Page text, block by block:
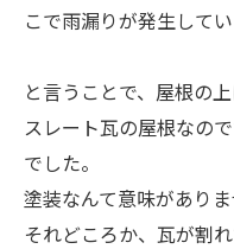
こで雨漏りが発生して
と言うことで、屋根の
スレート瓦の屋根なの
でした。
塗装なんて意味がありま
それどころか、瓦が割